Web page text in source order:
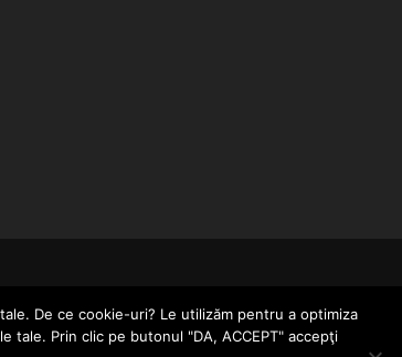
POLITICĂ DE CONFIDENȚIALITATE
De ce cookie-uri? Le utilizăm pentru a optimiza
Prin clic pe butonul "DA, ACCEPT" accepţi